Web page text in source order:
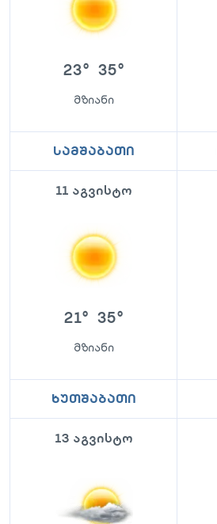
23° 35°
მზიანი
სამშაბათი
11 აგვისტო
21° 35°
მზიანი
ხუთშაბათი
13 აგვისტო